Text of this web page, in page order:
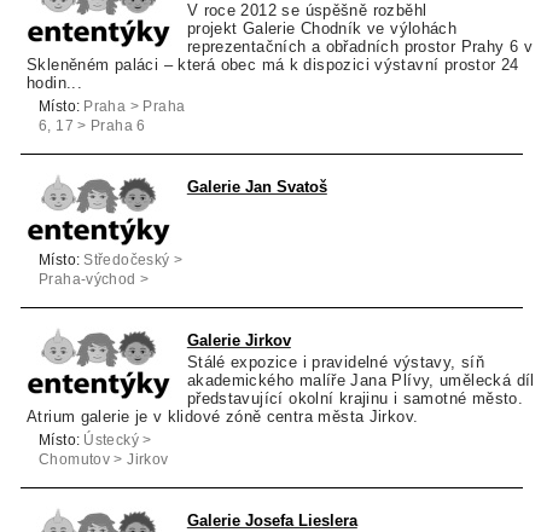
V roce 2012 se úspěšně rozběhl
projekt Galerie Chodník ve výlohách
reprezentačních a obřadních prostor Prahy 6 ve
Skleněném paláci – která obec má k dispozici výstavní prostor 24
hodin...
Místo: Praha > Praha
6, 17 > Praha 6
Galerie Jan Svatoš
Místo: Středočeský >
Praha-východ >
Galerie Jirkov
Stálé expozice i pravidelné výstavy, síň
akademického malíře Jana Plívy, umělecká
představující okolní krajinu i samotné město.
Atrium galerie je v klidové zóně centra města Jirkov.
Místo: Ústecký >
Chomutov > Jirkov
Galerie Josefa Lieslera